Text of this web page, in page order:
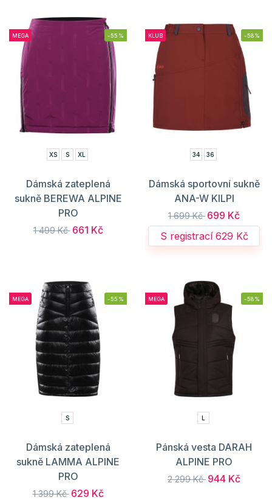
MEGA -55%
XS S XL
Dámská zateplená
sukně BEREWA ALPINE
PRO
1 499 Kč 661 Kč
KLUB -58%
34 36
Dámská sportovní sukně
ANA-W KILPI
1 699 Kč 699 Kč
S registrací 629 Kč
MEGA -55%
S
Dámská zateplená
sukně LAMMA ALPINE
PRO
1 399 Kč 629 Kč
MEGA -58%
L
Pánská vesta DARAH
ALPINE PRO
2 299 Kč 944 Kč